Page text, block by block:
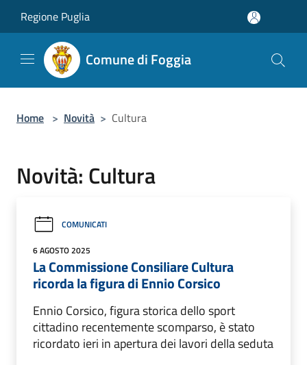
Regione Puglia
Comune di Foggia
Home > Novità > Cultura
Novità: Cultura
COMUNICATI
6 AGOSTO 2025
La Commissione Consiliare Cultura
ricorda la figura di Ennio Corsico
Ennio Corsico, figura storica dello sport
cittadino recentemente scomparso, è stato
ricordato ieri in apertura dei lavori della seduta